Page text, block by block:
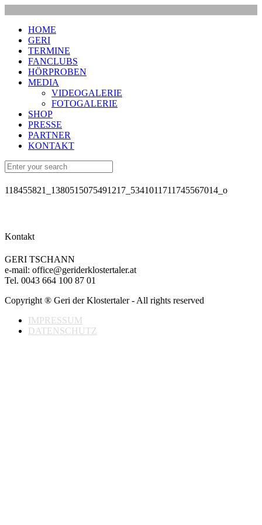
HOME
GERI
TERMINE
FANCLUBS
HÖRPROBEN
MEDIA
VIDEOGALERIE
FOTOGALERIE
SHOP
PRESSE
PARTNER
KONTAKT
118455821_1380515075491217_5341011711745567014_o
Kontakt
GERI TSCHANN
e-mail: office@geriderklostertaler.at
Tel. 0043 664 100 87 01
Copyright ® Geri der Klostertaler - All rights reserved
IMPRESSUM
DATENSCHUTZ